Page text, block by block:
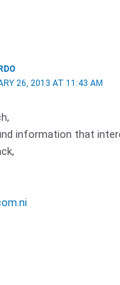
26, 2013 AT 11:43 AM
information that